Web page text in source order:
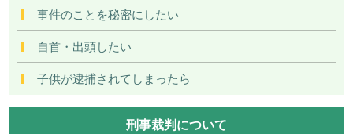
事件のことを秘密にしたい
自首・出頭したい
子供が逮捕されてしまったら
刑事裁判について